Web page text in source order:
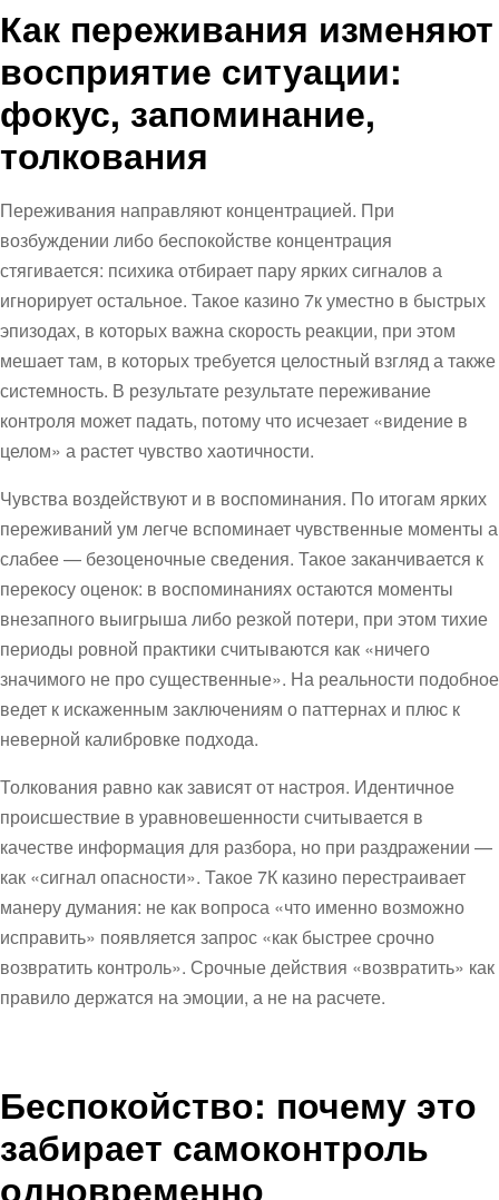
Как переживания изменяют
восприятие ситуации:
фокус, запоминание,
толкования
Переживания направляют концентрацией. При
возбуждении либо беспокойстве концентрация
стягивается: психика отбирает пару ярких сигналов а
игнорирует остальное. Такое казино 7к уместно в быстрых
эпизодах, в которых важна скорость реакции, при этом
мешает там, в которых требуется целостный взгляд а также
системность. В результате результате переживание
контроля может падать, потому что исчезает «видение в
целом» а растет чувство хаотичности.
Чувства воздействуют и в воспоминания. По итогам ярких
переживаний ум легче вспоминает чувственные моменты а
слабее — безоценочные сведения. Такое заканчивается к
перекосу оценок: в воспоминаниях остаются моменты
внезапного выигрыша либо резкой потери, при этом тихие
периоды ровной практики считываются как «ничего
значимого не про существенные». На реальности подобное
ведет к искаженным заключениям о паттернах и плюс к
неверной калибровке подхода.
Толкования равно как зависят от настроя. Идентичное
происшествие в уравновешенности считывается в
качестве информация для разбора, но при раздражении —
как «сигнал опасности». Такое 7К казино перестраивает
манеру думания: не как вопроса «что именно возможно
исправить» появляется запрос «как быстрее срочно
возвратить контроль». Срочные действия «возвратить» как
правило держатся на эмоции, а не на расчете.
Беспокойство: почему это
забирает самоконтроль
одновременно